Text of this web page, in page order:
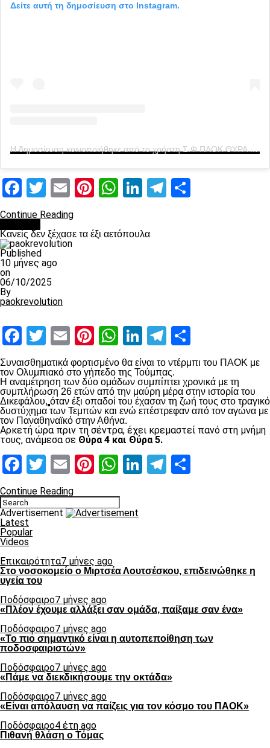
Δείτε αυτή τη δημοσίευση στο Instagram.
Η δημοσίευση κοινοποιήθηκε από το χρήστη Σ.Φ ΠΑΟΚ ΘΥΡΑ 4 1976 (@club_paok_gate4_official)
Facebook
Twitter
EmailPinterest
WhatsApp
LinkedInTelegram
Continue Reading
Κανείς δεν ξέχασε τα έξι αετόπουλα
Published
10 μήνες ago
on
06/10/2025
By
paokrevolution
Facebook
Twitter
EmailPinterest
WhatsApp
LinkedInTelegram
Συναισθηματικά φορτισμένο θα είναι το ντέρμπι του ΠΑΟΚ με
τον Ολυμπιακό στο γήπεδο της Τούμπας.
Η αναμέτρηση των δύο ομάδων συμπίπτει χρονικά με τη
συμπλήρωση 26 ετών από την μαύρη μέρα στην ιστορία του
Δικεφάλου, όταν έξι οπαδοί του έχασαν τη ζωή τους στο τραγικό
δυστύχημα των Τεμπών και ενώ επέστρεφαν από τον αγώνα με
τον Παναθηναϊκό στην Αθήνα.
Αρκετή ώρα πριν τη σέντρα, έχει κρεμαστεί πανό στη μνήμη
τους, ανάμεσα σε Θύρα 4 και Θύρα 5.
Facebook
Twitter
EmailPinterest
WhatsApp
LinkedInTelegram
Continue Reading
Advertisement
Latest
Popular
Videos
Επικαιρότητα7 μήνες ago
Στο νοσοκομείο ο Μιρτσέα Λουτσέσκου, επιδεινώθηκε η
υγεία του
Ποδόσφαιρο7 μήνες ago
«Πλέον έχουμε αλλάξει σαν ομάδα, παίξαμε σαν ένα»
Ποδόσφαιρο7 μήνες ago
«Το πιο σημαντικό είναι η αυτοπεποίθηση των
ποδοσφαιριστών»
Ποδόσφαιρο7 μήνες ago
«Πάμε να διεκδικήσουμε την οκτάδα»
Ποδόσφαιρο7 μήνες ago
«Είναι απόλαυση να παίζεις για τον κόσμο του ΠΑΟΚ»
Ποδόσφαιρο4 έτη ago
Πιθανή θλάση ο Τόμας